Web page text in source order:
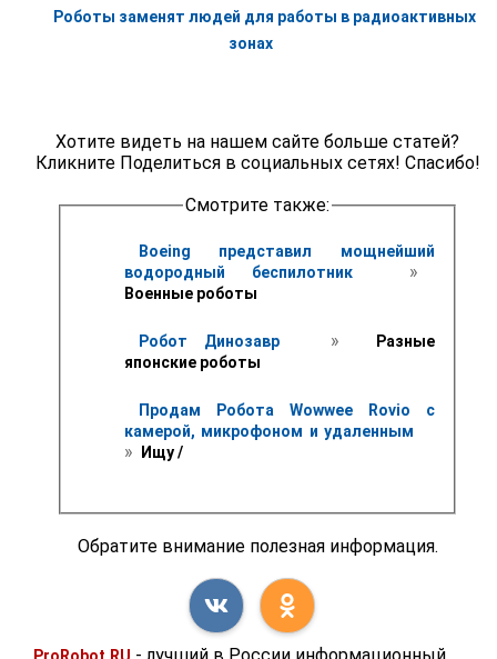
Роботы заменят людей для работы в радиоактивных
зонах
Хотите видеть на нашем сайте больше статей?
Кликните Поделиться в социальных сетях! Спасибо!
Смотрите также:
Boeing представил мощнейший
водородный беспилотник
»
Военные роботы
Робот Динозавр »
Разные
японские роботы
Продам Робота Wowwee Rovio с
камерой, микрофоном и удаленным
» Ищу /
Обратите внимание полезная информация.